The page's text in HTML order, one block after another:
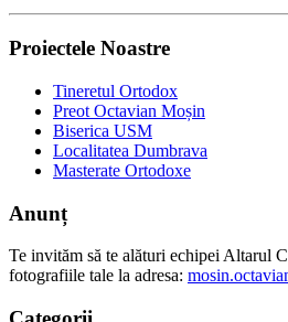
Proiectele Noastre
Tineretul Ortodox
Preot Octavian Moșin
Biserica USM
Localitatea Dumbrava
Masterate Ortodoxe
Anunț
Te invităm să te alături echipei Altarul
fotografiile tale la adresa: